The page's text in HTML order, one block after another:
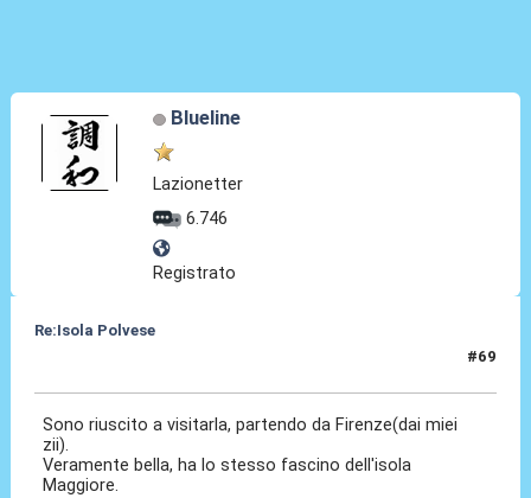
Blueline
Lazionetter
6.746
Registrato
Re:Isola Polvese
#69
Sono riuscito a visitarla, partendo da Firenze(dai miei
zii).
Veramente bella, ha lo stesso fascino dell'isola
Maggiore.